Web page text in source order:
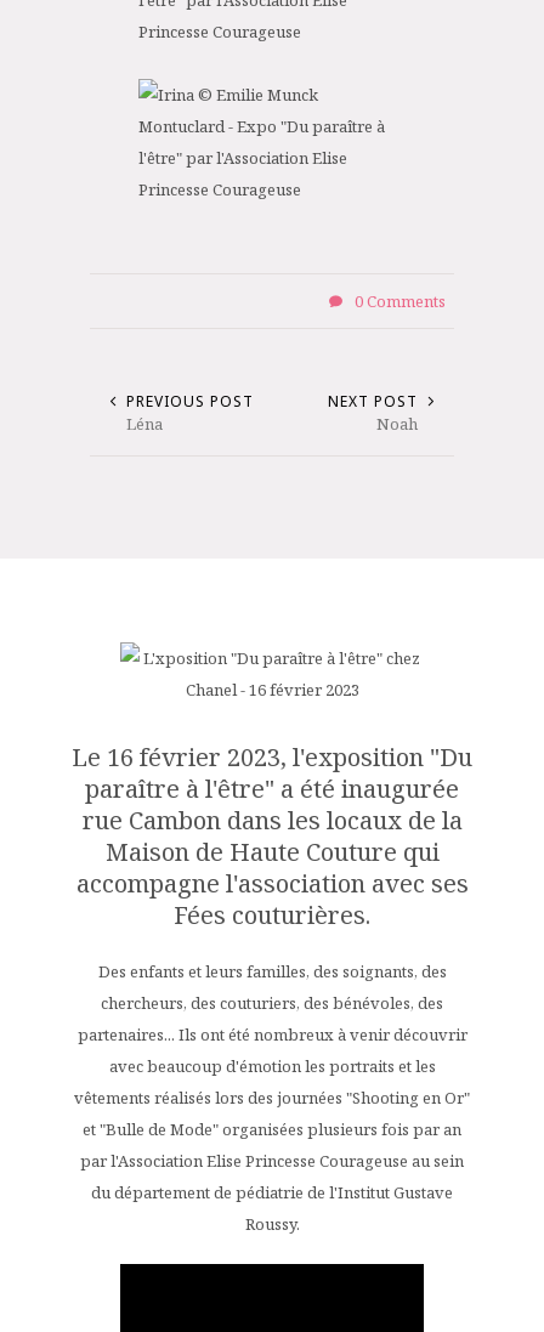
0 Comments
PREVIOUS POST
Léna
NEXT POST
Noah
Le 16 février 2023, l'exposition "Du
paraître à l'être" a été inaugurée
rue Cambon dans les locaux de la
Maison de Haute Couture qui
accompagne l'association avec ses
Fées couturières.
Des enfants et leurs familles, des soignants, des
chercheurs, des couturiers, des bénévoles, des
partenaires... Ils ont été nombreux à venir découvrir
avec beaucoup d'émotion les portraits et les
vêtements réalisés lors des journées "Shooting en Or"
et "Bulle de Mode" organisées plusieurs fois par an
par l'Association Elise Princesse Courageuse au sein
du département de pédiatrie de l'Institut Gustave
Roussy.